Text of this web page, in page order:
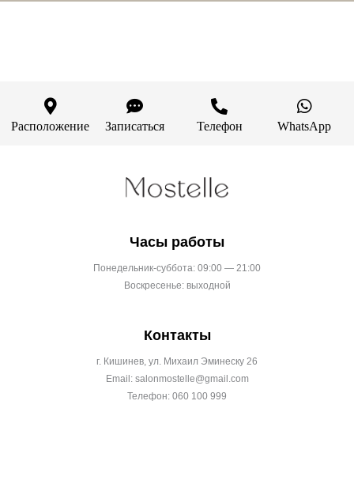
Расположение Записаться Телефон WhatsApp
Часы работы
Понедельник-суббота: 09:00 — 21:00
Воскресенье: выходной
Контакты
г. Кишинев, ул. Михаил Эминеску 26
Email: salonmostelle@gmail.com
Телефон: 060 100 999